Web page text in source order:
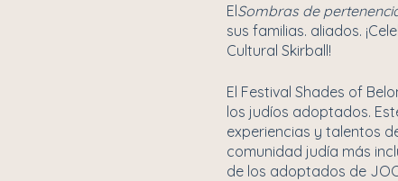
ElSombras de
sus familias. aliados.
Cultural Skirball!
El Festival Shades of
los judíos adoptados.
experiencias y talentos
comunidad judía más
de los adoptados de